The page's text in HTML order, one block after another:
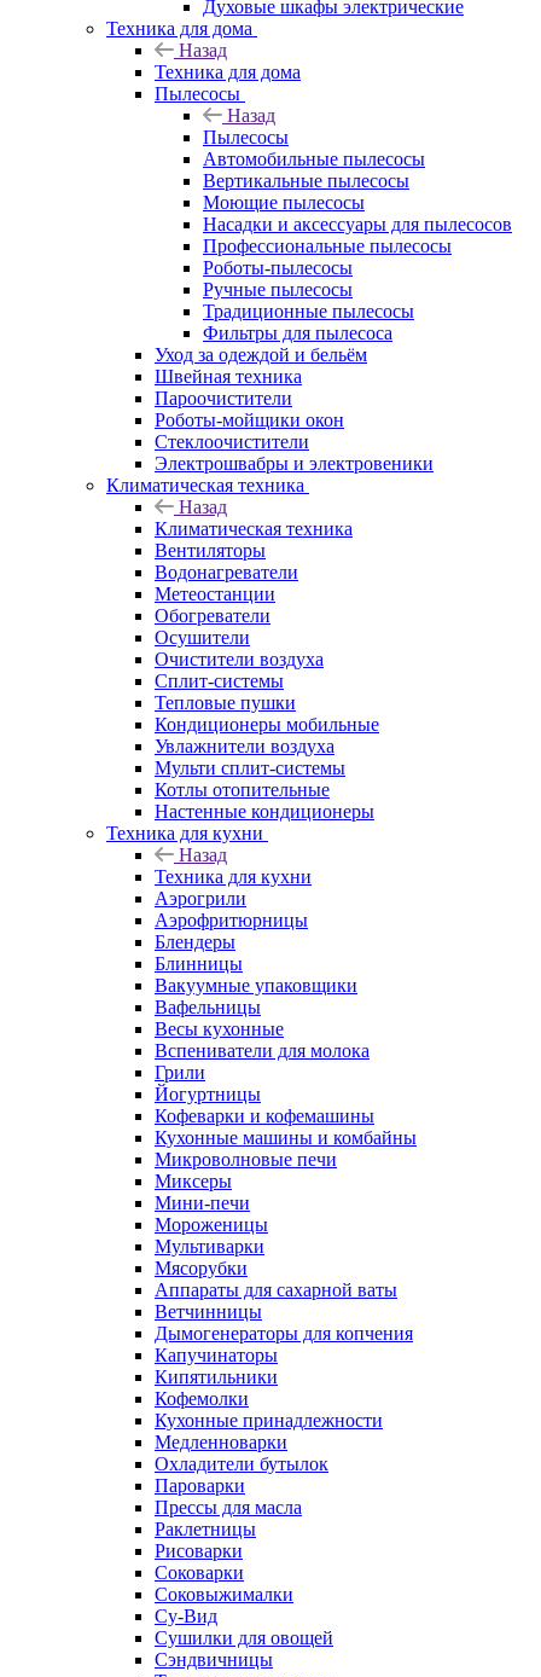
Духовые шкафы электрические
Техника для дома
Назад
Техника для дома
Пылесосы
Назад
Пылесосы
Автомобильные пылесосы
Вертикальные пылесосы
Моющие пылесосы
Насадки и аксессуары для пылесосов
Профессиональные пылесосы
Роботы-пылесосы
Ручные пылесосы
Традиционные пылесосы
Фильтры для пылесоса
Уход за одеждой и бельём
Швейная техника
Пароочистители
Роботы-мойщики окон
Стеклоочистители
Электрошвабры и электровеники
Климатическая техника
Назад
Климатическая техника
Вентиляторы
Водонагреватели
Метеостанции
Обогреватели
Осушители
Очистители воздуха
Сплит-системы
Тепловые пушки
Кондиционеры мобильные
Увлажнители воздуха
Мульти сплит-системы
Котлы отопительные
Настенные кондиционеры
Техника для кухни
Назад
Техника для кухни
Аэрогрили
Аэрофритюрницы
Блендеры
Блинницы
Вакуумные упаковщики
Вафельницы
Весы кухонные
Вспениватели для молока
Грили
Йогуртницы
Кофеварки и кофемашины
Кухонные машины и комбайны
Микроволновые печи
Миксеры
Мини-печи
Мороженицы
Мультиварки
Мясорубки
Аппараты для сахарной ваты
Ветчинницы
Дымогенераторы для копчения
Капучинаторы
Кипятильники
Кофемолки
Кухонные принадлежности
Медленноварки
Охладители бутылок
Пароварки
Прессы для масла
Раклетницы
Рисоварки
Соковарки
Соковыжималки
Су-Вид
Сушилки для овощей
Сэндвичницы